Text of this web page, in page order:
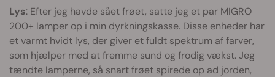
Lys: Efter jeg havde sået frøet, satte jeg et par MIGRO
200+ lamper op i min dyrkningskasse. Disse enheder har
et varmt hvidt lys, der giver et fuldt spektrum af farver,
som hjælper med at fremme sund og frodig vækst. Jeg
tændte lamperne, så snart frøet spirede op ad jorden,